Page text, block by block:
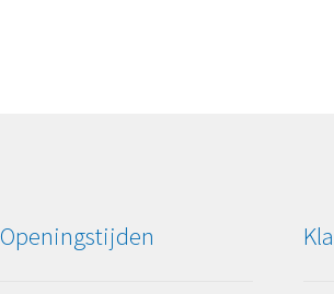
Openingstijden